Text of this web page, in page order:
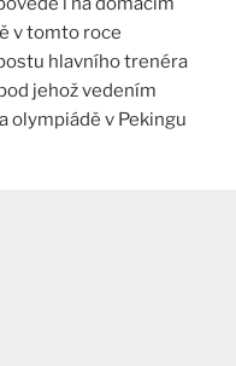
v tomto roce
hlavního trenéra
jehož vedením
olympiádě v Pekingu